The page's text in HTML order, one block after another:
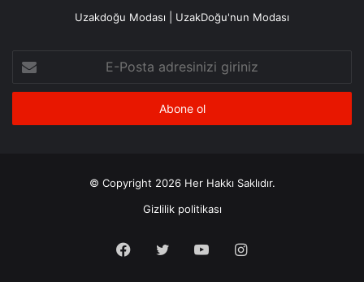
Uzakdoğu Modası | UzakDoğu'nun Modası
Posta
adresinizi
© Copyright 2026 Her Hakkı Saklıdır.
Gizlilik politikası
Facebook
X YouTubeInstagram